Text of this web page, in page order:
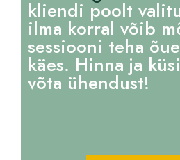
kliendi poolt
ilma korral võib
sessiooni teha
käes. Hinna ja
võta ühendust!